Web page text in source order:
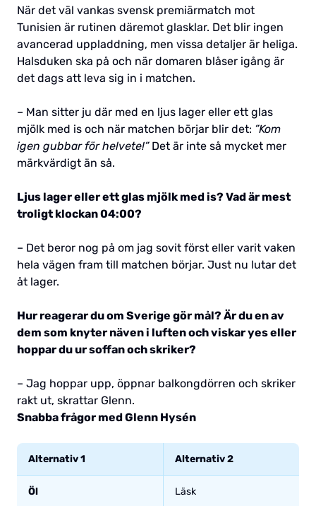
När det väl vankas svensk premiärmatch mot
Tunisien är rutinen däremot glasklar. Det blir ingen
avancerad uppladdning, men vissa detaljer är heliga.
Halsduken ska på och när domaren blåser igång är
det dags att leva sig in i matchen.
– Man sitter ju där med en ljus lager eller ett glas
mjölk med is och när matchen börjar blir det: ”Kom
igen gubbar för helvete!”Det är inte så mycket mer
märkvärdigt än så.
Ljus lager eller ett glas mjölk med is? Vad är mest
troligt klockan 04:00?
– Det beror nog på om jag sovit först eller varit vaken
hela vägen fram till matchen börjar. Just nu lutar det
åt lager.
Hur reagerar du om Sverige gör mål? Är du en av
dem som knyter näven i luften och viskar yes eller
hoppar du ur soffan och skriker?
– Jag hoppar upp, öppnar balkongdörren och skriker
rakt ut, skrattar Glenn.
Snabba frågor med Glenn Hysén
Alternativ 1 Alternativ 2
Öl Läsk